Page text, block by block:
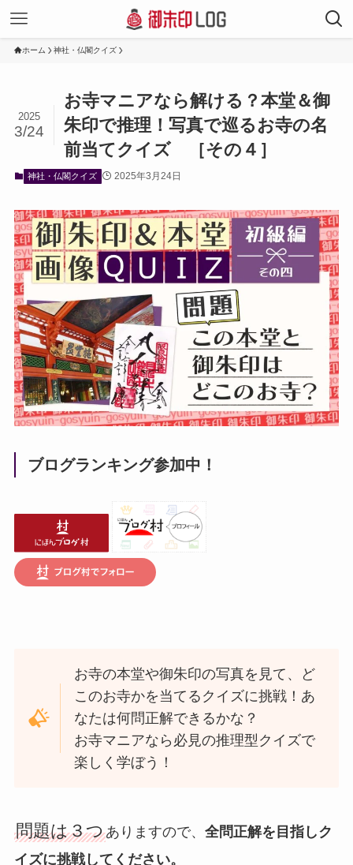
ホーム 神社・仏閣クイズ
お寺マニアなら解ける？本堂＆御
朱印で推理！写真で巡るお寺の名
前当てクイズ ［その４］
2025
3/24
神社・仏閣クイズ 2025年3月24日
ブログランキング参加中！
お寺の本堂や御朱印の写真を見て、ど
このお寺かを当てるクイズに挑戦！あ
なたは何問正解できるかな？
お寺マニアなら必見の推理型クイズで
楽しく学ぼう！
問題は３つありますので、 全問正解を目指しク
イズに挑戦してください。